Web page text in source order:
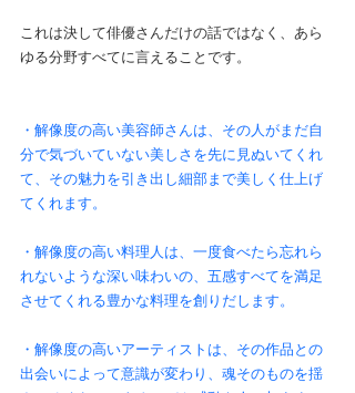
これは決して俳優さんだけの話ではなく、あら
ゆる分野すべてに言えることです。
・解像度の高い美容師さんは、その人がまだ自
分で気づいていない美しさを先に見ぬいてくれ
て、その魅力を引き出し細部まで美しく仕上げ
てくれます。
・解像度の高い料理人は、一度食べたら忘れら
れないような深い味わいの、五感すべてを満足
させてくれる豊かな料理を創りだします。
・解像度の高いアーティストは、その作品との
出会いによって意識が変わり、魂そのものを揺